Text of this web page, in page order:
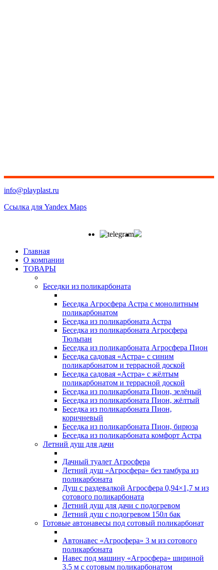
info@playplast.ru
Ссылка для Yandex Maps
Главная
О компании
ТОВАРЫ
Беседки из поликарбоната
Беседка Агросфера Астра с монолитным
поликарбонатом
Беседка из поликарбоната Астра
Беседка из поликарбоната Агросфера
Тюльпан
Беседка из поликарбоната Агросфера Пион
Беседка садовая «Астра» с синим
поликарбонатом и террасной доской
Беседка садовая «Астра» с жёлтым
поликарбонатом и террасной доской
Беседка из поликарбоната Пион, зелёный
Беседка из поликарбоната Пион, жёлтый
Беседка из поликарбоната Пион,
коричневый
Беседка из поликарбоната Пион, бирюза
Беседка из поликарбоната комфорт Астра
Летний душ для дачи
Дачный туалет Агросфера
Летний душ «Агросфера» без тамбура из
поликарбоната
Душ с раздевалкой Агросфера 0,94×1,7 м из
сотового поликарбоната
Летний душ для дачи с подогревом
Летний душ с подогревом 150л бак
Готовые автонавесы под сотовый поликарбонат
Автонавес «Агросфера» 3 м из сотового
поликарбоната
Навес под машину «Агросфера» шириной
3,5 м с сотовым поликарбонатом